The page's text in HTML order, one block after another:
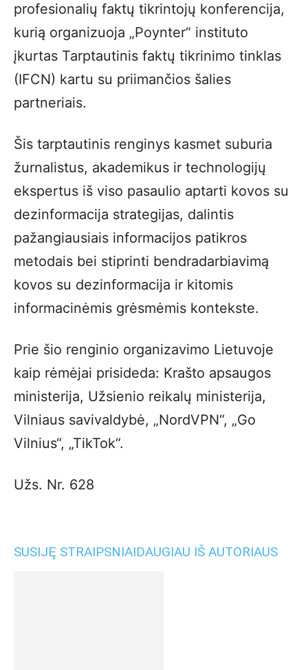
profesionalių faktų tikrintojų konferencija,
kurią organizuoja „Poynter“ instituto
įkurtas Tarptautinis faktų tikrinimo tinklas
(IFCN) kartu su priimančios šalies
partneriais.
Šis tarptautinis renginys kasmet suburia
žurnalistus, akademikus ir technologijų
ekspertus iš viso pasaulio aptarti kovos su
dezinformacija strategijas, dalintis
pažangiausiais informacijos patikros
metodais bei stiprinti bendradarbiavimą
kovos su dezinformacija ir kitomis
informacinėmis grėsmėmis kontekste.
Prie šio renginio organizavimo Lietuvoje
kaip rėmėjai prisideda: Krašto apsaugos
ministerija, Užsienio reikalų ministerija,
Vilniaus savivaldybė, „NordVPN“, „Go
Vilnius“, „TikTok“.
Užs. Nr. 628
SUSIJĘ STRAIPSNIAIDAUGIAU IŠ AUTORIAUS